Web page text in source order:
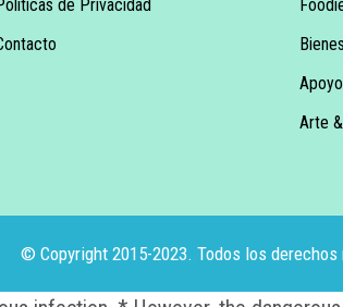
de Privacidad
Arte
© Copyright 2015-2023. Todos los derechos